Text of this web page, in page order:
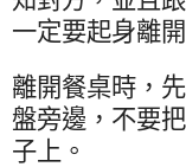
一定要起身離
離開餐桌時，
盤旁邊，不要
子上。